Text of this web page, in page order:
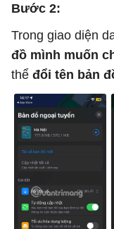
Bước 2:
Trong giao diện
đồ mình muốn
thể đổi tên bản